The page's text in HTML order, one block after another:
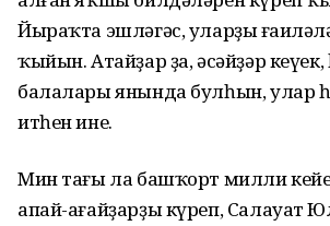
Йыраҡта эшләгәс, уларҙың
ҡыйын. Атайҙар ҙа, әсәйҙәр
балалары янында булһын, улар
итһен ине.
Мин тағы ла башҡорт милли
апай-ағайҙарҙы күреп, Салауат